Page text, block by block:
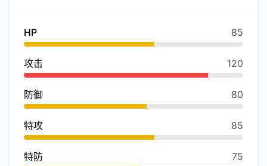
HP 85
攻击 120
防御 80
特攻 85
特防 75